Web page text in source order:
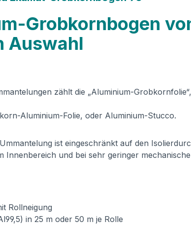
Grobkornbogen
Auswahl
zählt die „Aluminium-
Aluminium-Folie, oder Aluminium-Stucco.
ist eingeschränkt auf den
Innenbereich und bei sehr geringer
Rollneigung
in 25 m oder 50 m je Rolle